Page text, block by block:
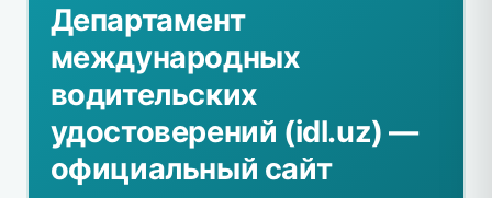
Департамент
международных
водительских
удостоверений (idl.uz) —
официальный сайт